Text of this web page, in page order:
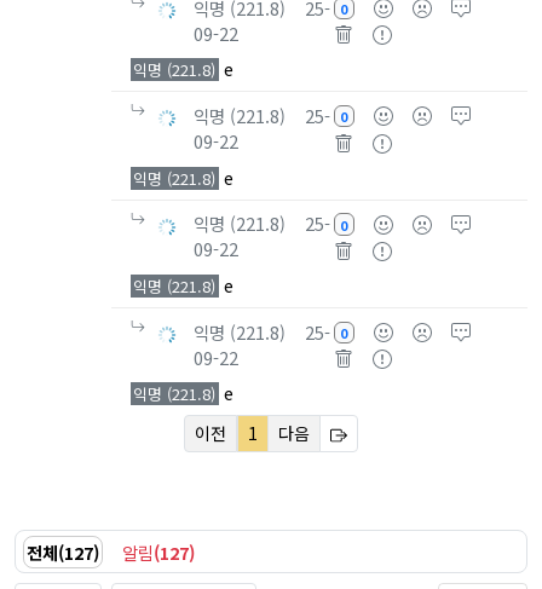
익명 (221.8)
25-
09-22
0
익명 (221.8) e
익명 (221.8)
25-
09-22
0
익명 (221.8) e
익명 (221.8)
25-
09-22
0
익명 (221.8) e
익명 (221.8)
25-
09-22
0
익명 (221.8) e
이전 1 다음
전체(127) 알림(127)